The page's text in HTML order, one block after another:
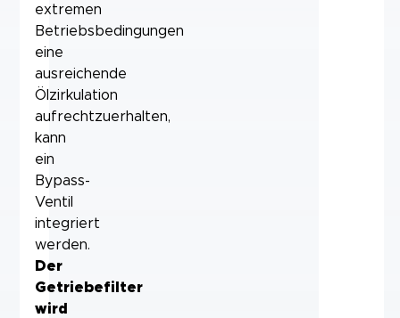
extremen
Betriebsbedingungen
eine
ausreichende
Ölzirkulation
aufrechtzuerhalten,
kann
ein
Bypass-
Ventil
integriert
werden.
Der
Getriebefilter
wird